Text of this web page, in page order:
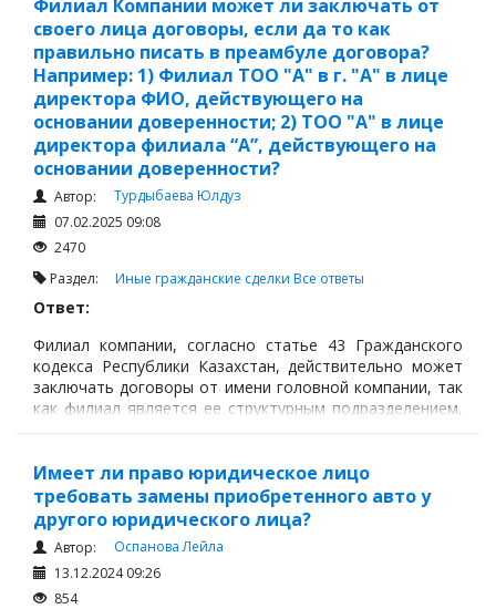
соответствующего требования.
Филиал Компании может ли заключать от
своего лица договоры, если да то как
правильно писать в преамбуле договора?
Например: 1) Филиал ТОО "А" в г. "А" в лице
директора ФИО, действующего на
основании доверенности; 2) ТОО "А" в лице
директора филиала “А”, действующего на
основании доверенности?
Автор:
Турдыбаева Юлдуз
07.02.2025 09:08
2470
Раздел: Иные гражданские сделки Все ответы
Ответ:
Филиал компании, согласно статье 43 Гражданского
кодекса Республики Казахстан, действительно может
заключать договоры от имени головной компании, так
как филиал является ее структурным подразделением,
действующим от имени юридического лица.
Имеет ли право юридическое лицо
требовать замены приобретенного авто у
другого юридического лица?
Автор:
Оспанова Лейла
13.12.2024 09:26
854